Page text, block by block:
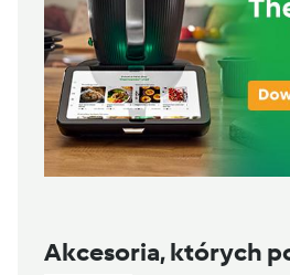
Akcesoria, których